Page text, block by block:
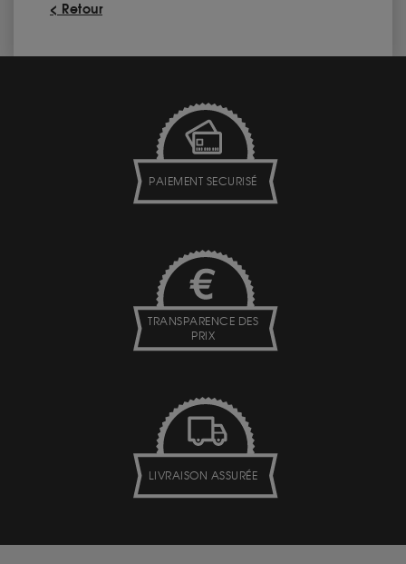
< Retour
PAIEMENT SECURISÉ
TRANSPARENCE DES
PRIX
LIVRAISON ASSURÉE